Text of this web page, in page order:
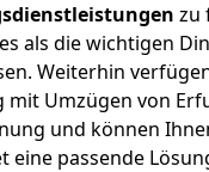
zu
als die wichtigen
Weiterhin
Umzügen von
und können
eine passende